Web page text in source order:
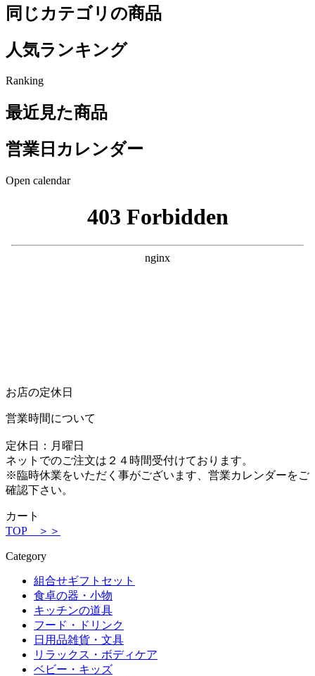
同じカテゴリの商品
人気ランキング
Ranking
最近見た商品
営業日カレンダー
Open calendar
お店の定休日
営業時間について
定休日：月曜日
ネットでのご注文は２４時間受付けております。
※臨時休業をいただく事がございます、営業カレンダーをご
確認下さい。
カート
TOP ＞＞
Category
組合せギフトセット
食卓の器・小物
キッチンの道具
フード・ドリンク
日用品雑貨・文具
リラックス・ボディケア
ベビー・キッズ